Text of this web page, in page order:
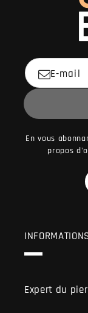
E-mail
En vous
propos
Expert du